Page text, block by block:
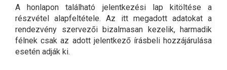
A honlapon található jelentkezési lap kitöltése a
részvétel alapfeltétele. Az itt megadott adatokat a
rendezvény szervezői bizalmasan kezelik, harmadik
félnek csak az adott jelentkező írásbeli hozzájárulása
esetén adják ki.